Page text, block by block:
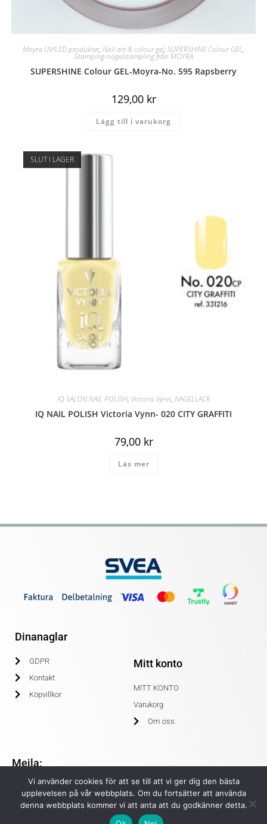
Moyra UV/LED produkter, Nail art & colour gel, SUPERSHINE Colour GEL,
Stamping-nagelstämpling från MOYRA
SUPERSHINE Colour GEL-Moyra-No. 595 Rapsberry
129,00 kr
Lägg till i varukorg
SLUT I LAGER
IQ SALON NAIL POLISH, Victoria Vynn, NAGELLACK
IQ NAIL POLISH Victoria Vynn- 020 CITY GRAFFITI
79,00 kr
Läs mer
Dinanaglar
GDPR
Kontakt
Köpvillkor
Mitt konto
MITT KONTO
Varukorg
Om oss
Mejla:
info@dinanaglar.se
Vi använder cookies för att se till att vi ger dig den bästa
upplevelsen på vår webbplats. Om du fortsätter att använda
denna webbplats kommer vi att anta att du godkänner detta.